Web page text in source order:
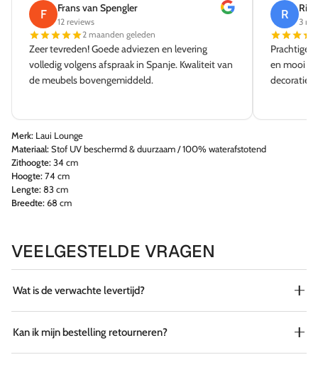
F Frans van Spengler
12 reviews
2 maanden geleden
Zeer tevreden! Goede adviezen en levering
volledig volgens afspraak in Spanje. Kwaliteit van
de meubels bovengemiddeld.
R
3
Prachtige
en mooi
decoratie
Merk: Laui Lounge
Materiaal:Stof UV beschermd & duurzaam / 100% waterafstotend
Zithoogte:34 cm
Hoogte:74 cm
Lengte:83 cm
Breedte:68 cm
VEELGESTELDE VRAGEN
Wat is de verwachte levertijd?
Kan ik mijn bestelling retourneren?